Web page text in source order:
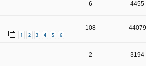
6 4455
1 2 3 4 5 6
108 44079
2 3194